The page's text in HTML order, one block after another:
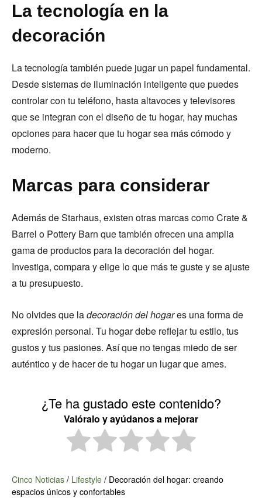
La tecnología en la
decoración
La tecnología también puede jugar un papel fundamental.
Desde sistemas de iluminación inteligente que puedes
controlar con tu teléfono, hasta altavoces y televisores
que se integran con el diseño de tu hogar, hay muchas
opciones para hacer que tu hogar sea más cómodo y
moderno.
Marcas para considerar
Además de Starhaus, existen otras marcas como Crate &
Barrel o Pottery Barn que también ofrecen una amplia
gama de productos para la decoración del hogar.
Investiga, compara y elige lo que más te guste y se ajuste
a tu presupuesto.
No olvides que ladecoración del hogares una forma de
expresión personal. Tu hogar debe reflejar tu estilo, tus
gustos y tus pasiones. Así que no tengas miedo de ser
auténtico y de hacer de tu hogar un lugar que ames.
¿Te ha gustado este contenido?
Valóralo y ayúdanos a mejorar
Cinco Noticias / Lifestyle / Decoración del hogar: creando
espacios únicos y confortables